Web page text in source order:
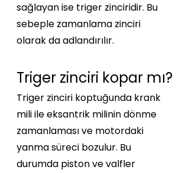
sağlayan ise triger zinciridir. Bu
sebeple zamanlama zinciri
olarak da adlandırılır.
Triger zinciri kopar mı?
Triger zinciri koptuğunda krank
mili ile eksantrik milinin dönme
zamanlaması ve motordaki
yanma süreci bozulur. Bu
durumda piston ve valfler